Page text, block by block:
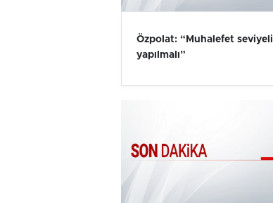
Özpolat: “Muhalefet seviyeli
yapılmalı”